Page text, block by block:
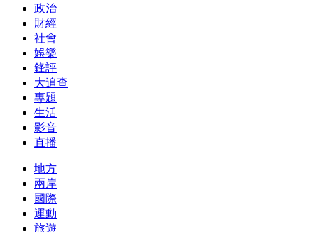
政治
財經
社會
娛樂
鋒評
大追查
專題
生活
影音
直播
地方
兩岸
國際
運動
旅遊